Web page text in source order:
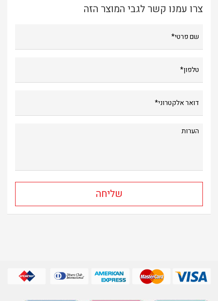
צרו עמנו קשר לגבי המוצר הזה